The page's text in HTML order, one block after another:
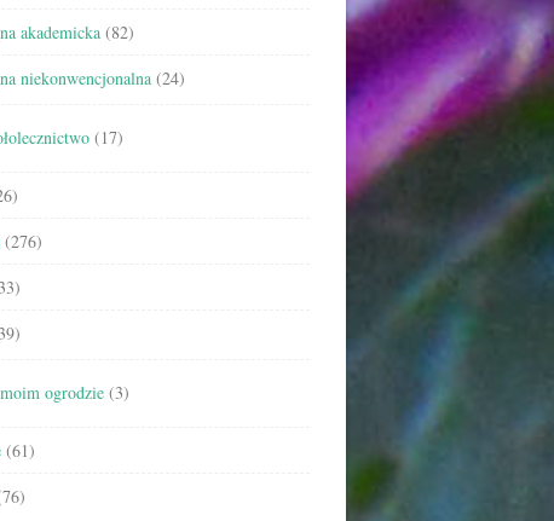
akademicka (82)
niekonwencjonalna (24)
(17)
(276)
ogrodzie (3)
(61)